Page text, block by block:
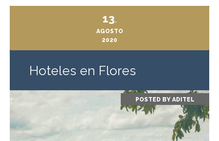
13.
AGOSTO
2020
Hoteles en Flores
POSTED BY ADITEL